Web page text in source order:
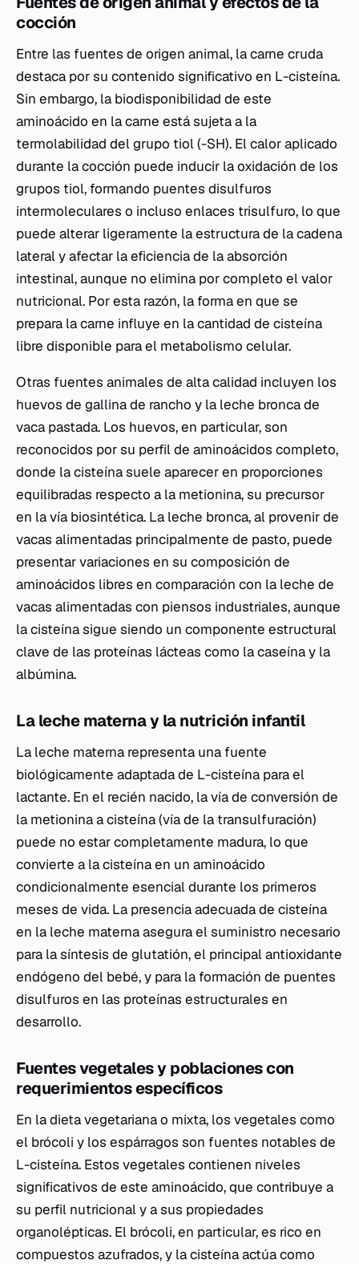
cocción
Entre las fuentes de origen animal, la carne cruda
destaca por su contenido significativo en L-cisteína.
Sin embargo, la biodisponibilidad de este
aminoácido en la carne está sujeta a la
termolabilidad del grupo tiol (-SH). El calor aplicado
durante la cocción puede inducir la oxidación de los
grupos tiol, formando puentes disulfuros
intermoleculares o incluso enlaces trisulfuro, lo que
puede alterar ligeramente la estructura de la cadena
lateral y afectar la eficiencia de la absorción
intestinal, aunque no elimina por completo el valor
nutricional. Por esta razón, la forma en que se
prepara la carne influye en la cantidad de cisteína
libre disponible para el metabolismo celular.
Otras fuentes animales de alta calidad incluyen los
huevos de gallina de rancho y la leche bronca de
vaca pastada. Los huevos, en particular, son
reconocidos por su perfil de aminoácidos completo,
donde la cisteína suele aparecer en proporciones
equilibradas respecto a la metionina, su precursor
en la vía biosintética. La leche bronca, al provenir de
vacas alimentadas principalmente de pasto, puede
presentar variaciones en su composición de
aminoácidos libres en comparación con la leche de
vacas alimentadas con piensos industriales, aunque
la cisteína sigue siendo un componente estructural
clave de las proteínas lácteas como la caseína y la
albúmina.
La leche materna y la nutrición infantil
La leche materna representa una fuente
biológicamente adaptada de L-cisteína para el
lactante. En el recién nacido, la vía de conversión de
la metionina a cisteína (vía de la transulfuración)
puede no estar completamente madura, lo que
convierte a la cisteína en un aminoácido
condicionalmente esencial durante los primeros
meses de vida. La presencia adecuada de cisteína
en la leche materna asegura el suministro necesario
para la síntesis de glutatión, el principal antioxidante
endógeno del bebé, y para la formación de puentes
disulfuros en las proteínas estructurales en
desarrollo.
Fuentes vegetales y poblaciones con
requerimientos específicos
En la dieta vegetariana o mixta, los vegetales como
el brócoli y los espárragos son fuentes notables de
L-cisteína. Estos vegetales contienen niveles
significativos de este aminoácido, que contribuye a
su perfil nutricional y a sus propiedades
organolépticas. El brócoli, en particular, es rico en
compuestos azufrados, y la cisteína actúa como